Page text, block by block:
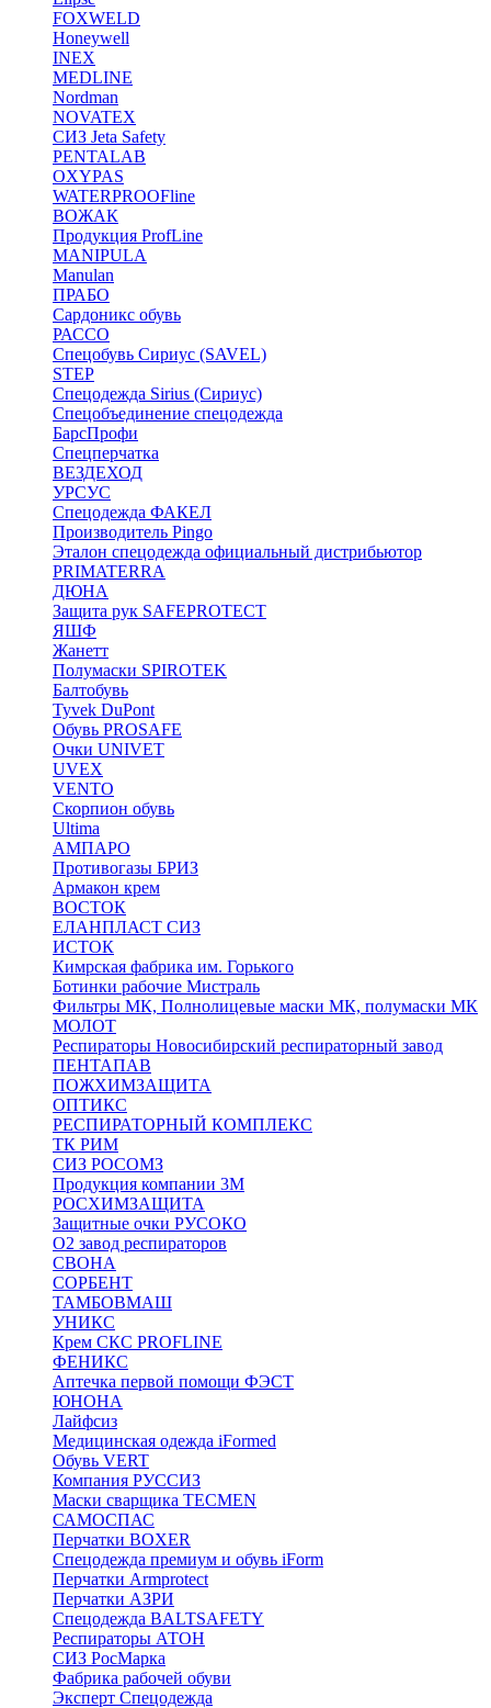
FOXWELD
Honeywell
INEX
MEDLINE
Nordman
NOVATEX
СИЗ Jeta Safety
PENTALAB
OXYPAS
WATERPROOFline
ВОЖАК
Продукция ProfLine
MANIPULA
Manulan
ПРАБО
Сардоникс обувь
РАССО
Спецобувь Сириус (SAVEL)
STEP
Спецодежда Sirius (Сириус)
Спецобъединение спецодежда
БарсПрофи
Спецперчатка
ВЕЗДЕХОД
УРСУС
Спецодежда ФАКЕЛ
Производитель Pingo
Эталон спецодежда официальный дистрибьютор
PRIMATERRA
ДЮНА
Защита рук SAFEPROTECT
ЯШФ
Жанетт
Полумаски SPIROTEK
Балтобувь
Tyvek DuPont
Обувь PROSAFE
Очки UNIVET
UVEX
VENTO
Скорпион обувь
Ultima
АМПАРО
Противогазы БРИЗ
Армакон крем
ВОСТОК
ЕЛАНПЛАСТ СИЗ
ИСТОК
Кимрская фабрика им. Горького
Ботинки рабочие Мистраль
Фильтры МК, Полнолицевые маски МК, полумаски МК
МОЛОТ
Респираторы Новосибирский респираторный завод
ПЕНТАПАВ
ПОЖХИМЗАЩИТА
ОПТИКС
РЕСПИРАТОРНЫЙ КОМПЛЕКС
ТК РИМ
СИЗ РОСОМЗ
Продукция компании 3M
РОСХИМЗАЩИТА
Защитные очки РУСОКО
О2 завод респираторов
СВОНА
СОРБЕНТ
ТАМБОВМАШ
УНИКС
Крем СКС PROFLINE
ФЕНИКС
Аптечка первой помощи ФЭСТ
ЮНОНА
Лайфсиз
Медицинская одежда iFormed
Обувь VERT
Компания РУССИЗ
Маски сварщика TECMEN
САМОСПАС
Перчатки BOXER
Спецодежда премиум и обувь iForm
Перчатки Armprotect
Перчатки АЗРИ
Спецодежда BALTSAFETY
Респираторы АТОН
СИЗ РосМарка
Фабрика рабочей обуви
Эксперт Спецодежда